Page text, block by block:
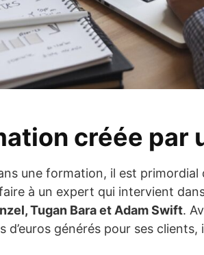
créée par
une formation, il est
à un expert qui intervient
Tugan Bara et Adam Swift.
d’euros générés pour ses